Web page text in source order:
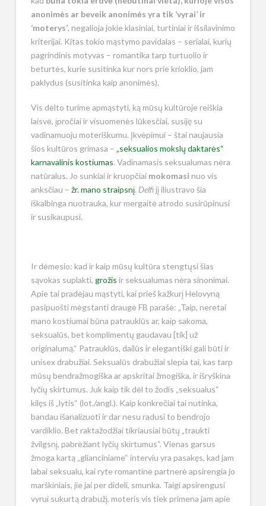
anonimės ar beveik anonimės yra tik ‘vyrai’ ir
‘moterys’, negalioja jokie klasiniai, turtiniai ir išsilavinimo
kriterijai. Kitas tokio mąstymo pavidalas – serialai, kurių
pagrindinis motyvas – romantika tarp turtuolio ir
beturtės, kurie susitinka kur nors prie krioklio, jam
paklydus (susitinka kaip anonimės).
Vis dėlto turime apmąstyti, ką mūsų kultūroje reiškia
laisvė, įpročiai ir visuomenės lūkesčiai, susiję su
vadinamuoju moteriškumu. Įkvėpimui – štai naujausia
šios kultūros grimasa – „seksualios mokslų daktarės“
karnavalinis kostiumas. Vadinamasis seksualumas nėra
natūralus. Jo sunkiai ir kruopčiai mokomasi nuo vis
anksčiau – žr. mano straipsnį. Delfijį iliustravo šia
iškalbinga nuotrauka, kur mergaitė atrodo susirūpinusi
ir susikaupusi.
Ir dėmesio: kad ir kaip mūsų kultūra stengtųsi šias
sąvokas suplakti, grožis ir seksualumas nėra sinonimai.
Apie tai pradėjau mąstyti, kai prieš kažkurį Helovyną
pasipuošti mėgstanti draugė FB parašė: „Taip, neretai
mano kostiumai būna patrauklūs ar, kaip sakoma,
seksualūs, bet komplimentų gaudavau [tik] už
originalumą.“ Patrauklūs, dailūs ir elegantiški gali būti ir
unisex drabužiai. Seksualūs drabužiai slepia tai, kas tarp
mūsų bendražmogiška ar apskritai žmogiška, ir išryškina
lyčių skirtumus. Juk kaip tik dėl to žodis „seksualus“
kilęs iš „lytis“ (lot./angl.). Kaip konkrečiai tai nutinka,
bandau išanalizuoti ir dar nesu radusi to bendrojo
vardiklio. Bet raktažodžiai tikriausiai būtų „traukti
žvilgsnį, pabrėžiant lyčių skirtumus“. Vienas garsus
žmoga kartą „glianciniame“ interviu yra pasakęs, kad jam
labai seksualu, kai ryte romantinė partnerė apsirengia jo
marškiniais, jie jai per dideli, smunka. Taigi apsirengusi
vyrui sukurtą drabužį, moteris vis tiek primena jam apie